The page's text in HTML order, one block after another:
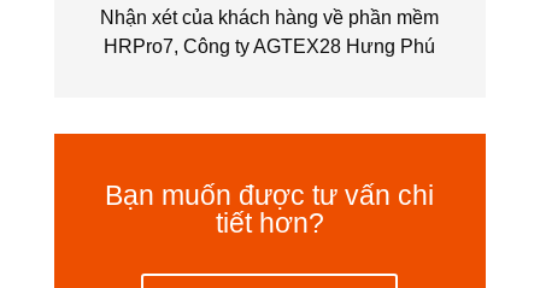
Nhận xét của khách hàng về phần mềm
HRPro7, Công ty AGTEX28 Hưng Phú
Bạn muốn được tư vấn chi
tiết hơn?